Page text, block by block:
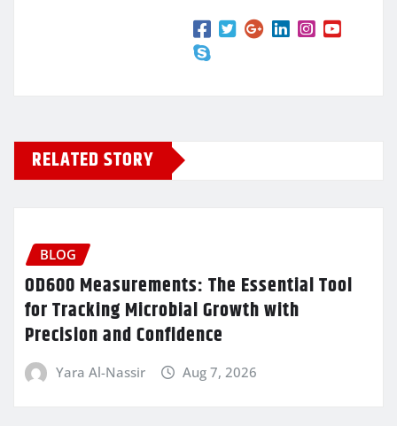
RELATED STORY
BLOG
OD600 Measurements: The Essential Tool
for Tracking Microbial Growth with
Precision and Confidence
Yara Al-Nassir Aug 7, 2026